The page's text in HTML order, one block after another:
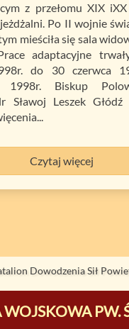
z przełomu XIX
Po II wojnie
mieściła się sala
adaptacyjne
do 30 czerwca
1998r. Biskup
Sławoj Leszek Głódź
Czytaj więcej
Dowodzenia Sił
WOJSKOWA PW.